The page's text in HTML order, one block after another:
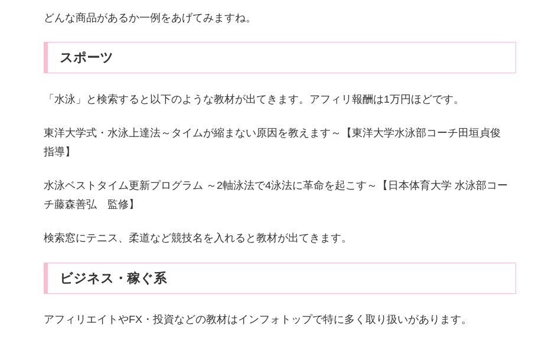
どんな商品があるか一例をあげてみますね。
スポーツ
「水泳」と検索すると以下のような教材が出てきます。アフィリ報酬は1万円ほどです。
東洋大学式・水泳上達法～タイムが縮まない原因を教えます～【東洋大学水泳部コーチ田垣貞俊
指導】
水泳ベストタイム更新プログラム ～2軸泳法で4泳法に革命を起こす～【日本体育大学 水泳部コー
チ藤森善弘 監修】
検索窓にテニス、柔道など競技名を入れると教材が出てきます。
ビジネス・稼ぐ系
アフィリエイトやFX・投資などの教材はインフォトップで特に多く取り扱いがあります。